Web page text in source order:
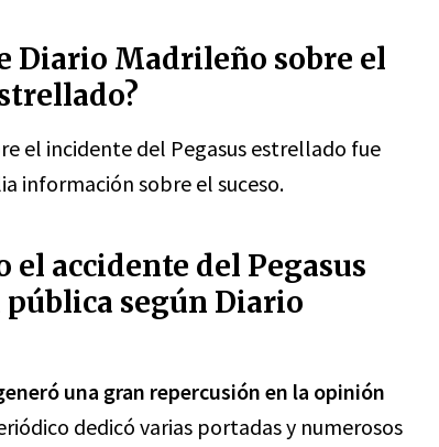
Diario Madrileño sobre el
el incidente del Pegasus estrellado fue
información sobre el suceso.
el accidente del Pegasus
según Diario
una gran repercusión en la opinión
dedicó varias portadas y numerosos